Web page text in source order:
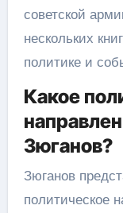
советской
нескольких
политике и
Какое
Зюганов?
Зюганов
политическое